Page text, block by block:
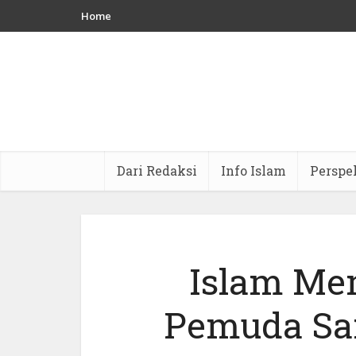
Home
Dari Redaksi Info Islam
Islam
Pemuda